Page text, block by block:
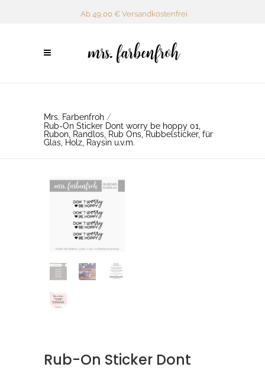
Ab 49,00 € Versandkostenfrei
Mrs. Farbenfroh /
Rub-On Sticker Dont worry be hoppy 01,
Rubon, Randlos, Rub Ons, Rubbelsticker, für
Glas, Holz, Raysin u.v.m.
Rub-On Sticker Dont